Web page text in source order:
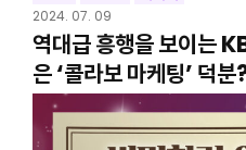
2024. 07. 09
역대급 흥행을 보이는
은 ‘콜라보 마케팅’ 덕분